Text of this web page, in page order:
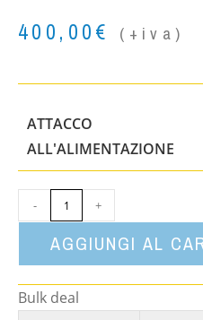
400,00€ (+iva)
ATTACCO
ALL'ALIMENTAZIONE
- +
AGGIUNGI AL
Bulk deal